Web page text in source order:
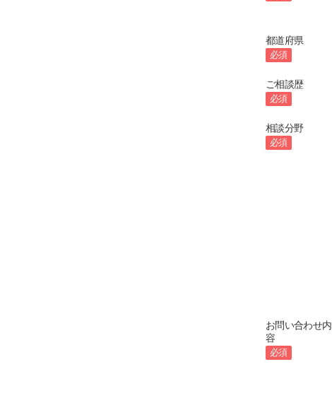
都道府県
必須
ご相談歴
必須
相談分野
必須
お問い合わせ内
容
必須